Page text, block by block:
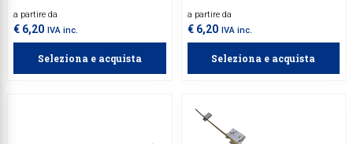
o tripla anta.
a partire da
€ 6,20 IVA inc.
Seleziona e acquista
a partire da
€ 6,20 IVA inc.
Seleziona e acquista